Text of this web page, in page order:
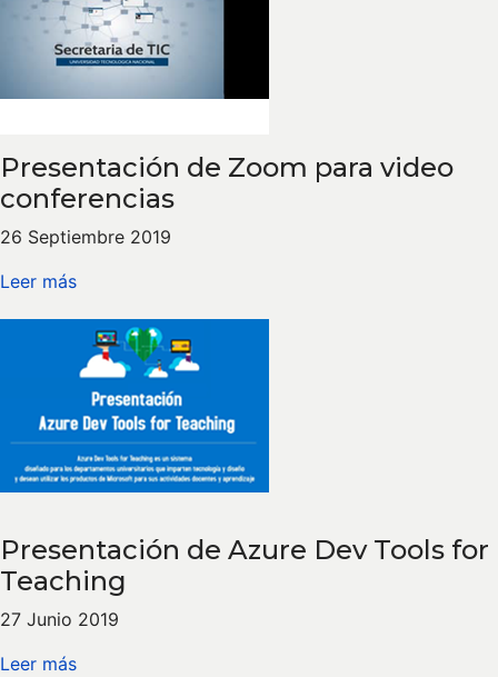
Presentación de Zoom para video
conferencias
26 Septiembre 2019
Leer más
Presentación de Azure Dev Tools for
Teaching
27 Junio 2019
Leer más